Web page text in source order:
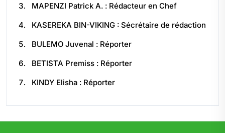
MAPENZI Patrick A. : Rédacteur en Chef
KASEREKA BIN-VIKING : Sécrétaire de rédaction
BULEMO Juvenal : Réporter
BETISTA Premiss : Réporter
KINDY Elisha : Réporter